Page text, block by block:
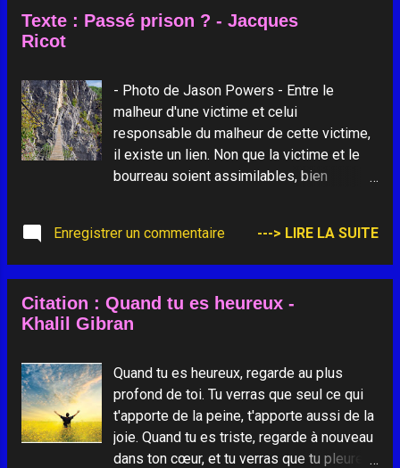
tous ces ...
Texte : Passé prison ? - Jacques
Ricot
- Photo de Jason Powers - Entre le
malheur d'une victime et celui
responsable du malheur de cette victime,
il existe un lien. Non que la victime et le
bourreau soient assimilables, bien
passé. La victime peut devenir l'esclave
de sa rancune, le bourreau, de son remord.
Le fardeau du passé obstrue l'horizon du
futur dans les deux cas. Il existe pourtant
un moyen, mais pas toujours humainement
l'offensé peut convertir sa rancune en
pardon, et l'offenseur peut transformer
son remord en repentir. Ainsi, on peut
quitter la prison du passé et s'ouvrir à la
nouveauté d'un avenir enfin devenu
Enregistrer un commentaire ---> LIRE LA SUITE
Citation : Quand tu es heureux -
Khalil Gibran
Quand tu es heureux, regarde au plus
profond de toi. Tu verras que seul ce qui
t'apporte de la peine, t'apporte aussi de la
joie. Quand tu es triste, regarde à nouveau
dans ton cœur, et tu verras que tu pleures